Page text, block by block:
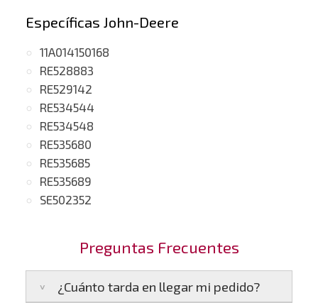
Específicas John-Deere
11A014150168
RE528883
RE529142
RE534544
RE534548
RE535680
RE535685
RE535689
SE502352
Preguntas Frecuentes
¿Cuánto tarda en llegar mi pedido?